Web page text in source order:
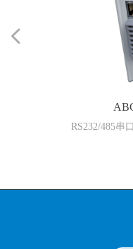
RS232/485串
넳